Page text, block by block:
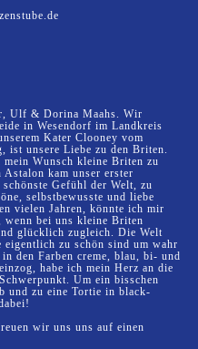
Ulf & Dorina Maahs. Wir
in Wesendorf im Landkreis
Kater Clooney vom
ist unsere Liebe zu den Briten.
mein Wunsch kleine Briten zu
kam unser erster
Gefühl der Welt, zu
selbstbewusste und liebe
vielen Jahren, könnte ich mir
wenn bei uns kleine Briten
glücklich zugleich. Die Welt
zu schön sind um wahr
den Farben creme, blau, bi- und
habe ich mein Herz an die
Um ein bisschen
und zu eine Tortie in black-
wir uns uns auf einen